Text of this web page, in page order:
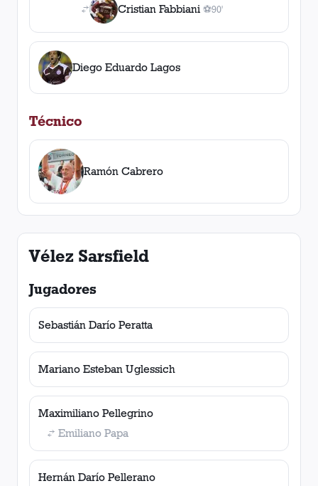
Cristian Fabbiani ⚽
1gol
90'
Diego Eduardo Lagos
Técnico
Ramón Cabrero
Vélez Sarsfield
Jugadores
Sebastián Darío Peratta
Mariano Esteban Uglessich
Maximiliano Pellegrino
Emiliano Papa
Hernán Darío Pellerano